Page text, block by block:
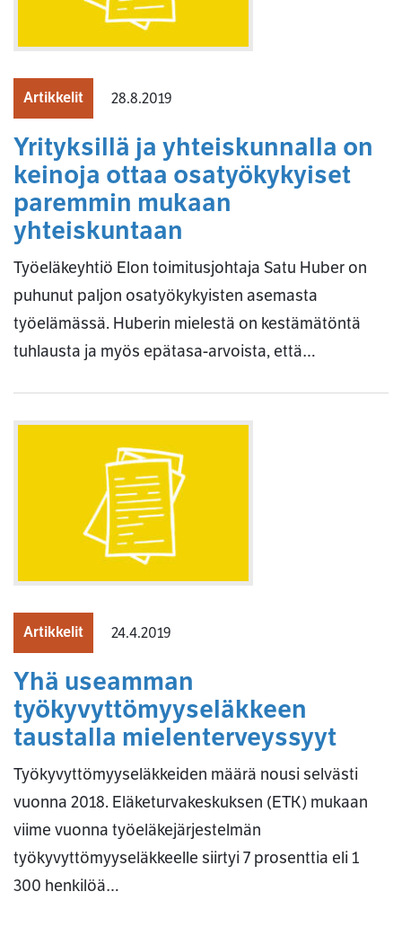
Artikkelit 28.8.2019
Yrityksillä ja yhteiskunnalla on
keinoja ottaa osatyökykyiset
paremmin mukaan
yhteiskuntaan
Työeläkeyhtiö Elon toimitusjohtaja Satu Huber on
puhunut paljon osatyökykyisten asemasta
työelämässä. Huberin mielestä on kestämätöntä
tuhlausta ja myös epätasa-arvoista, että…
Artikkelit 24.4.2019
Yhä useamman
työkyvyttömyyseläkkeen
taustalla mielenterveyssyyt
Työkyvyttömyyseläkkeiden määrä nousi selvästi
vuonna 2018. Eläketurvakeskuksen (ETK) mukaan
viime vuonna työeläkejärjestelmän
työkyvyttömyyseläkkeelle siirtyi 7 prosenttia eli 1
300 henkilöä…